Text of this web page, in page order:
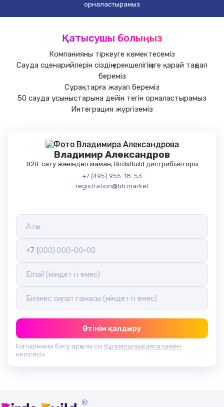
орналастырамыз
Қатысушы болыңыз
Компанияны тіркеуге көмектесеміз
Сауда сценарийлерін сіздің ерекшелігіңізге қарай таңдап
береміз
Сұрақтарға жауап береміз
50 сауда ұсыныстарына дейін тегін орналастырамыз
Интеграция жүргіземіз
Владимир Александров
B2B-сату жөніндегі маман, BirdsBuild дистрибьюторы
+7 (495) 955-18-53
registration@bb.market
+7 (
Өтінім қалдыру
Батырманы басу арқылы сіз Құпиялылық саясатымен
келісесіз
®